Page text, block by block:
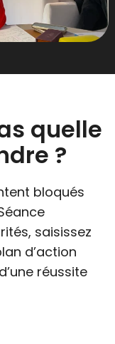
quelle
?
bloqués
saisissez
d’action
réussite